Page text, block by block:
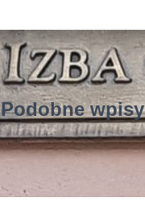
Podobne wpisy